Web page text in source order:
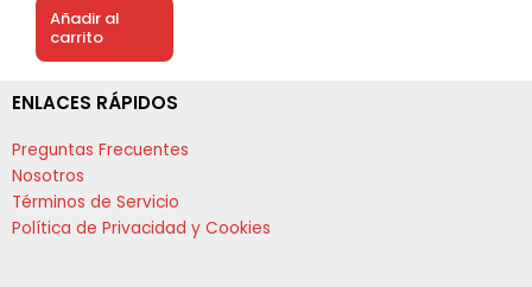
Añadir al
carrito
ENLACES RÁPIDOS
Preguntas Frecuentes
Nosotros
Términos de Servicio
Política de Privacidad y Cookies